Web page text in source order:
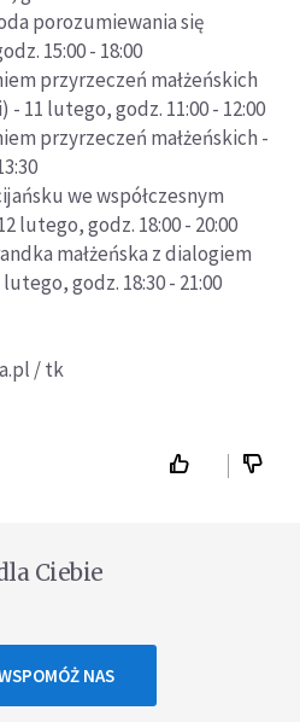
porozumiewania się
15:00 - 18:00
przyrzeczeń małżeńskich
- 11 lutego, godz. 11:00 - 12:00
przyrzeczeń małżeńskich -
we współczesnym
lutego, godz. 18:00 - 20:00
małżeńska z dialogiem
godz. 18:30 - 21:00
/ tk
Ciebie
NAS